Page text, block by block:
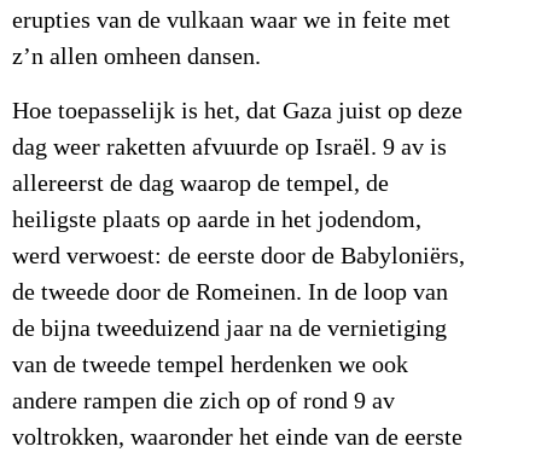
erupties van de vulkaan waar we in feite met
z’n allen omheen dansen.
Hoe toepasselijk is het, dat Gaza juist op deze
dag weer raketten afvuurde op Israël. 9 av is
allereerst de dag waarop de tempel, de
heiligste plaats op aarde in het jodendom,
werd verwoest: de eerste door de Babyloniërs,
de tweede door de Romeinen. In de loop van
de bijna tweeduizend jaar na de vernietiging
van de tweede tempel herdenken we ook
andere rampen die zich op of rond 9 av
voltrokken, waaronder het einde van de eerste